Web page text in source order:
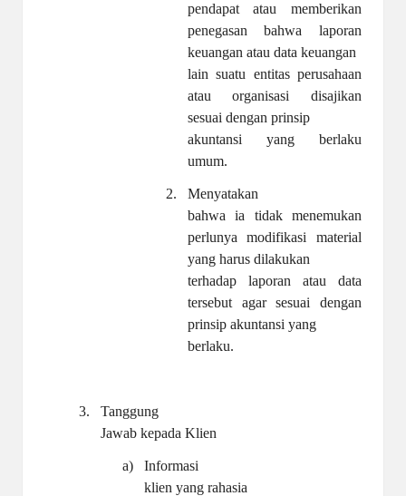
pendapat atau memberikan
penegasan bahwa laporan
keuangan atau data keuangan
lain suatu entitas perusahaan
atau organisasi disajikan
sesuai dengan prinsip
akuntansi yang berlaku
umum.
2.
Menyatakan
bahwa ia tidak menemukan
perlunya modifikasi material
yang harus dilakukan
terhadap laporan atau data
tersebut agar sesuai dengan
prinsip akuntansi yang
berlaku.
3.
Tanggung
Jawab kepada Klien
a)
Informasi
klien yang rahasia